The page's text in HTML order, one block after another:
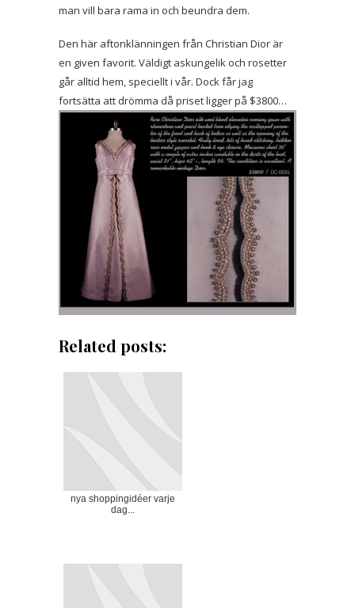
man vill bara rama in och beundra dem.
Den här aftonklänningen från Christian Dior är
en given favorit. Väldigt askungelik och rosetter
går alltid hem, speciellt i vår. Dock får jag
fortsätta att drömma då priset ligger på $3800…
Related posts:
nya shoppingidéer varje
dag...